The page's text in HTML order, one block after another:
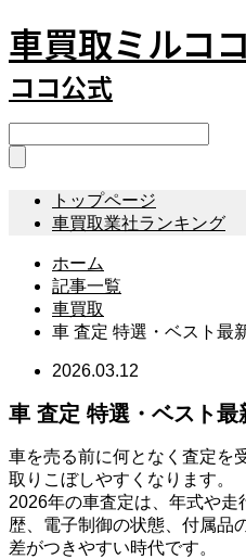
車買取ミルコ
ココ公式
トップページ
車買取業社ランキング
ホーム
記事一覧
車買取
車 査定 特選・ベスト最
2026.03.12
車 査定 特選・ベスト最
車を売る前に何となく査定を
取りこぼしやすくなります。
2026年の車査定は、年式や走
歴、電子制御の状態、付属品
差がつきやすい時代です。